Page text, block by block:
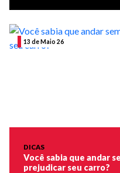
13 de Maio 26
DICAS
Você sabia que andar
prejudicar seu carro?